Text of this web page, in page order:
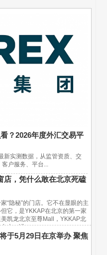
？2026年度外汇交易平
新实测数据，从监管资质、交
户服务、平台...
店，凭什么敢在北京死磕
“隐秘”的门店。它不在显眼的主
它，是YKKAP在北京的第一家
凯龙北京至尊Mall，YKKAP北
上，讲...
于5月29日在京举办 聚焦